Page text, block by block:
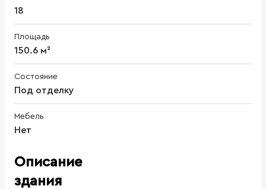
18
Площадь
150.6 м²
Состояние
Под отделку
Мебель
Нет
Описание
здания